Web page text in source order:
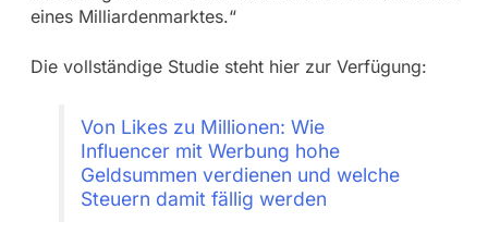
eines Milliardenmarktes.“
Die vollständige Studie steht hier zur Verfügung:
Von Likes zu Millionen: Wie
Influencer mit Werbung hohe
Geldsummen verdienen und welche
Steuern damit fällig werden